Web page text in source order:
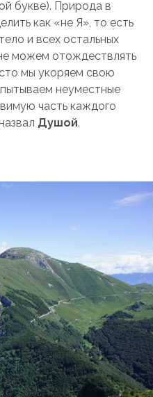
букве). Природа в
как «не Я», то есть
и всех остальных
можем отождествлять
мы укоряем свою
неуместные
часть каждого
Душой.